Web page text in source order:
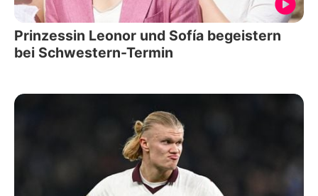
Prinzessin Leonor und Sofía begeistern
bei Schwestern-Termin